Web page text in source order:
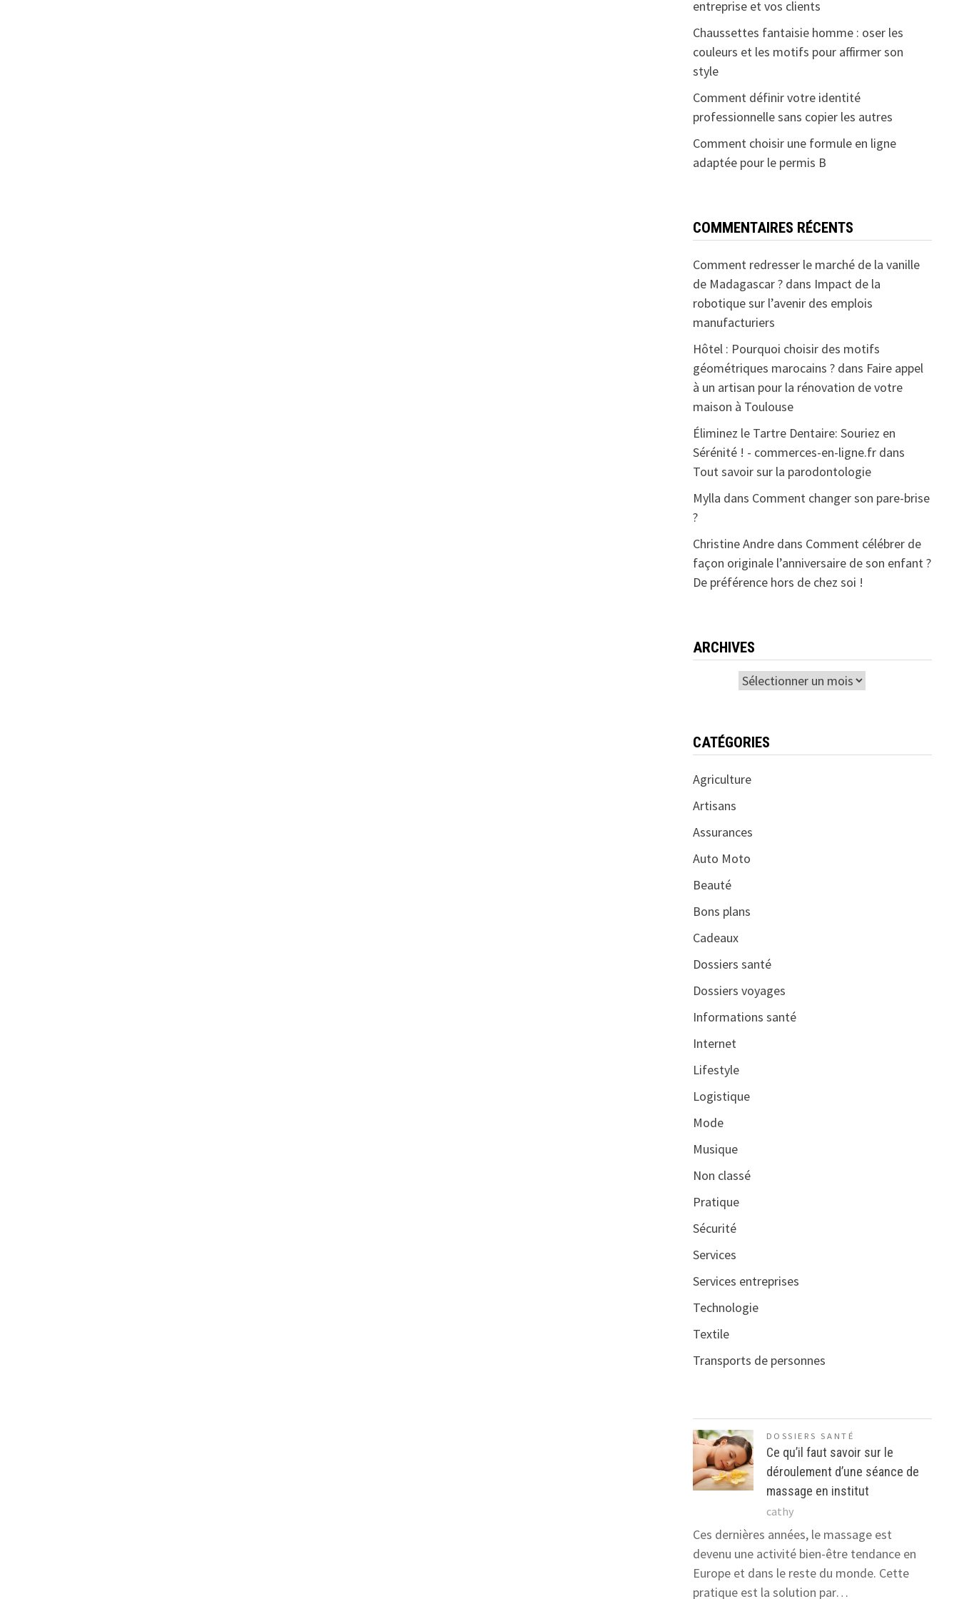
entreprise et vos clients
Chaussettes fantaisie homme : oser les
couleurs et les motifs pour affirmer son
style
Comment définir votre identité
professionnelle sans copier les autres
Comment choisir une formule en ligne
adaptée pour le permis B
COMMENTAIRES RÉCENTS
Comment redresser le marché de la vanille
de Madagascar ?dans Impact de la
robotique sur l’avenir des emplois
manufacturiers
Hôtel : Pourquoi choisir des motifs
géométriques marocains ?dans Faire appel
à un artisan pour la rénovation de votre
maison à Toulouse
Éliminez le Tartre Dentaire: Souriez en
Sérénité ! - commerces-en-ligne.frdans
Tout savoir sur la parodontologie
Mylla dans Comment changer son pare-brise
?
Christine Andredans Comment célébrer de
façon originale l’anniversaire de son enfant ?
De préférence hors de chez soi !
ARCHIVES
CATÉGORIES
Agriculture
Artisans
Assurances
Auto Moto
Beauté
Bons plans
Cadeaux
Dossiers santé
Dossiers voyages
Informations santé
Internet
Lifestyle
Logistique
Mode
Musique
Non classé
Pratique
Sécurité
Services
Services entreprises
Technologie
Textile
Transports de personnes
DOSSIERS SANTÉ
Ce qu’il faut savoir sur le
déroulement d’une séance de
massage en institut
cathy
Ces dernières années, le massage est
devenu une activité bien-être tendance en
Europe et dans le reste du monde. Cette
pratique est la solution par…